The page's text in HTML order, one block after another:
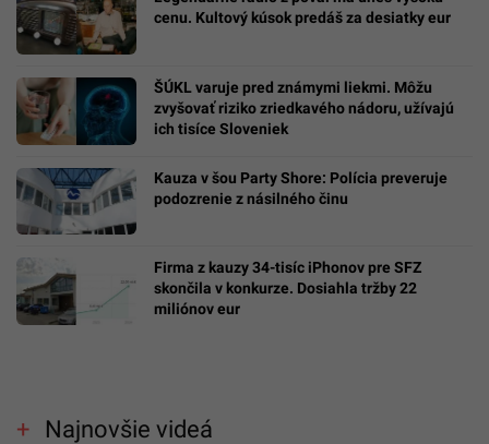
cenu. Kultový kúsok predáš za desiatky eur
ŠÚKL varuje pred známymi liekmi. Môžu
zvyšovať riziko zriedkavého nádoru, užívajú
ich tisíce Sloveniek
Kauza v šou Party Shore: Polícia preveruje
podozrenie z násilného činu
Firma z kauzy 34-tisíc iPhonov pre SFZ
skončila v konkurze. Dosiahla tržby 22
miliónov eur
Najnovšie videá